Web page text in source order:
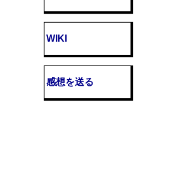
WIKI
感想を送る